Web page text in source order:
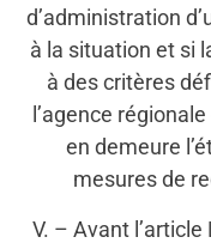
d’administration
à la situation et si
à des critères
l’agence
en demeure
mesures de
V. – Avant